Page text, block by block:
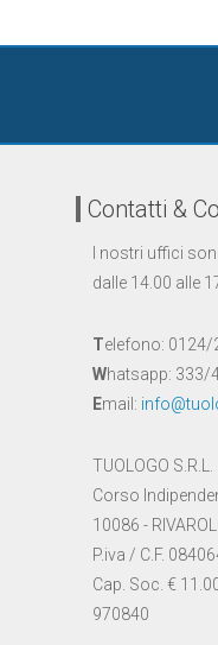
Contatti &
I nostri uffici
dalle 14.00 alle
Telefono: 0124/
Whatsapp: 333/
Email:
TUOLOGO S.R.L.
Corso
10086 -
P.iva / C.F.
Cap. Soc. €
970840